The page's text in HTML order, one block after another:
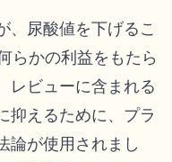
、尿酸値を下げるこ
らかの利益をもたら
レビューに含まれる
抑えるために、プラ
論が使用されまし